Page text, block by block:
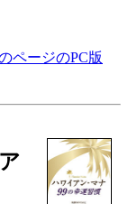
ページのPC版